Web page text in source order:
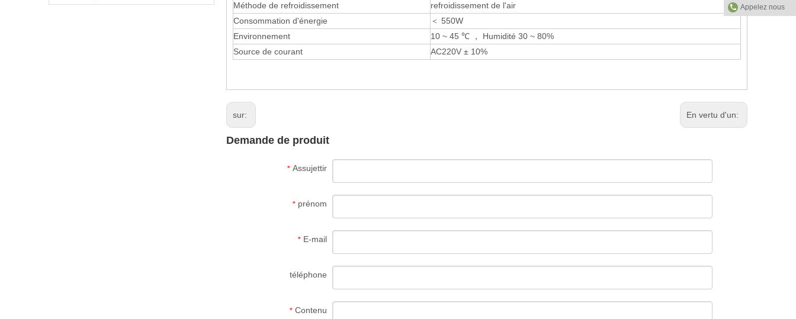
Méthode de refroidissement
refroidissement de l'air
Consommation d'énergie
＜ 550W
Environnement
10 ~ 45 ℃ ， Humidité 30 ~ 80%
Source de courant
AC220V ± 10%
sur: En vertu d'un:
Demande de produit
* Assujettir
* prénom
* E-mail
téléphone
* Contenu
Appelez nous